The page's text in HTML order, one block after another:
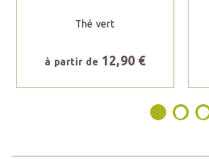
Thé vert
à partir de 12,90 €